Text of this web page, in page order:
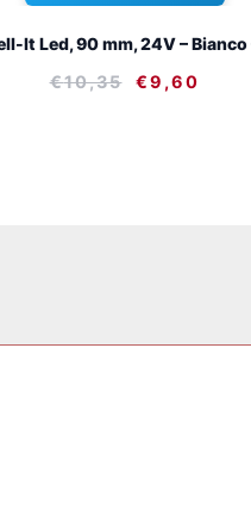
It Led, 90 mm, 24V – Bianco
€10,35 €9,60